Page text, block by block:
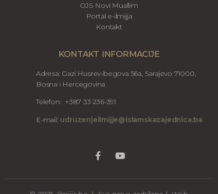
OJS Novi Muallim
Portal e-ilmijja
Kontakt
KONTAKT INFORMACIJE
Adresa: Gazi Husrev-begova 56a, Sarajevo 71000,
Bosna i Hercegovina
Telefon: +387 33 236-391
E-mail: udruzenjeilmijje@islamskazajednica.ba